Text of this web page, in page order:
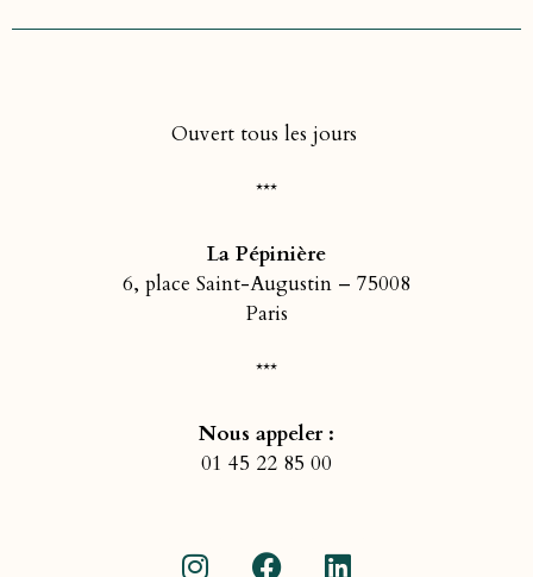
Ouvert tous les jours
***
La Pépinière
6, place Saint-Augustin – 75008
Paris
***
Nous appeler :
01 45 22 85 00